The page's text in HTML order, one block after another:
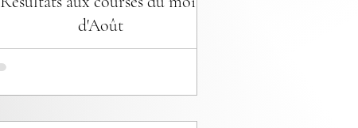
d'Août